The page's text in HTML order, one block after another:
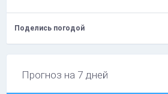
Поделись погодой
Прогноз на 7 дней